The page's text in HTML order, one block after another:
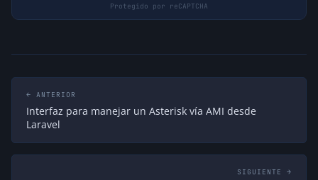
← ANTERIOR
Interfaz para manejar un Asterisk vía AMI desde
Laravel
SIGUIENTE →